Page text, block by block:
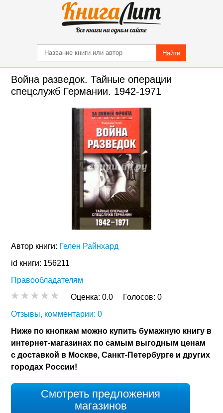
Найти
Война разведок. Тайные операции
спецслужб Германии. 1942-1971
Автор книги: Гелен Райнхард
id книги: 156211
Правообладателям
Оценка:0.0 Голосов:0
Отзывы, комментарии: 0
Ниже по кнопкам можно купить бумажную книгу в
интернет-магазинах по самым выгодным ценам
с доставкой в Москве, Санкт-Петербурге и других
городах России!
Смотреть предложения
магазинов